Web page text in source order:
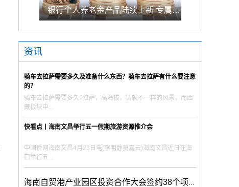
银行个人养老金产品陆续上新 专属储蓄期限偏1年至5年的中长期
资讯
骑车去拉萨需要多久及准备什么东西？骑车去拉萨有什么要注意
的？
骑车去拉萨需要多久?拉萨，高海拔，铸就不一样的风景，而西
藏板块中...
快看点丨海南文昌举行五一假期旅游资源推介会
中国侨网海南文昌4月23日电(李明静莫嘉云)海南文昌近日在海
口举行五...
海南自贸港产业园区投资合作大会签约38个项目 协议投资额约414亿